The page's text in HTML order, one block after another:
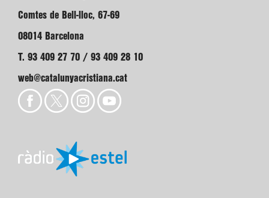
Comtes de Bell-lloc, 67-69
08014 Barcelona
T. 93 409 27 70 / 93 409 28 10
web@catalunyacristiana.cat